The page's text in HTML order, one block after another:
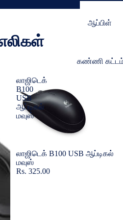
ஆப்பிள்
உறைகள்
கண்ணி
லாஜிடெக்
B100
USB
ஆப்டிகல்
மவுஸ்
Sold out
லாஜிடெக் B100 USB ஆப்டிகல்
மவுஸ்
Rs. 325.00